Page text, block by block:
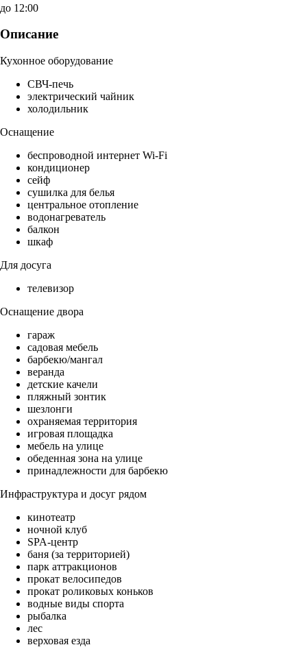
до 12:00
Описание
Кухонное оборудование
СВЧ-печь
электрический чайник
холодильник
Оснащение
беспроводной интернет Wi-Fi
кондиционер
сейф
сушилка для белья
центральное отопление
водонагреватель
балкон
шкаф
Для досуга
телевизор
Оснащение двора
гараж
садовая мебель
барбекю/мангал
веранда
детские качели
пляжный зонтик
шезлонги
охраняемая территория
игровая площадка
мебель на улице
обеденная зона на улице
принадлежности для барбекю
Инфраструктура и досуг рядом
кинотеатр
ночной клуб
SPA-центр
баня (за территорией)
парк аттракционов
прокат велосипедов
прокат роликовых коньков
водные виды спорта
рыбалка
лес
верховая езда